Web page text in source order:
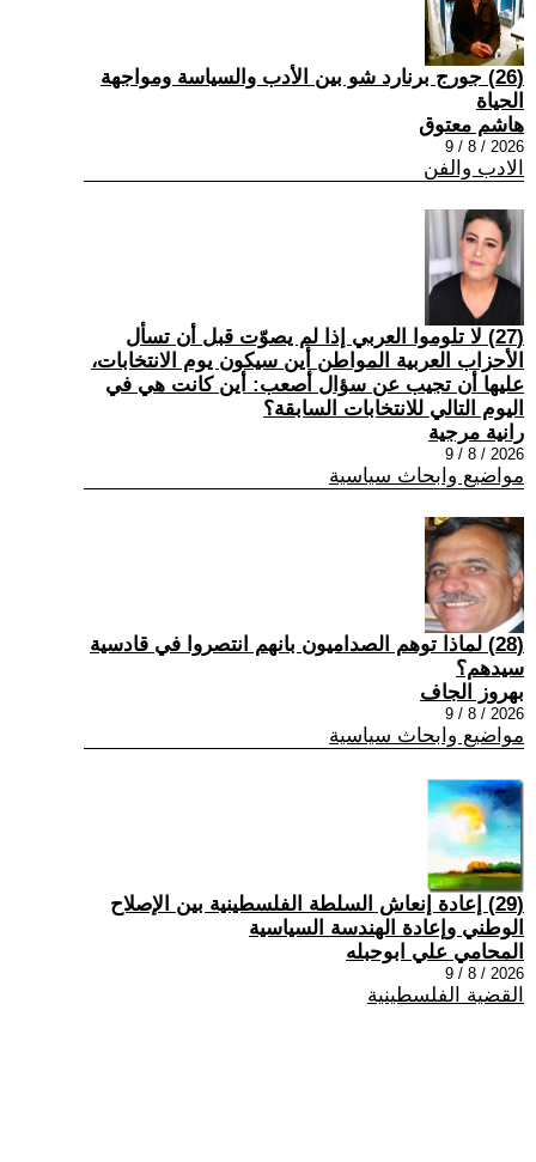
(26) جورج برنارد شو بين الأدب والسياسة ومواجهة
الحياة
هاشم معتوق
2026 / 8 / 9
الادب والفن
(27) لا تلوموا العربي إذا لم يصوّت قبل أن تسأل
الأحزاب العربية المواطن أين سيكون يوم الانتخابات،
عليها أن تجيب عن سؤال أصعب: أين كانت هي في
اليوم التالي للانتخابات السابقة؟
رانية مرجية
2026 / 8 / 9
مواضيع وابحاث سياسية
(28) ‏لماذا توهم الصداميون بانهم انتصروا في قادسية
سيدهم؟
بهروز الجاف
2026 / 8 / 9
مواضيع وابحاث سياسية
(29) إعادة إنعاش السلطة الفلسطينية بين الإصلاح
الوطني وإعادة الهندسة السياسية
المحامي علي ابوحبله
2026 / 8 / 9
القضية الفلسطينية